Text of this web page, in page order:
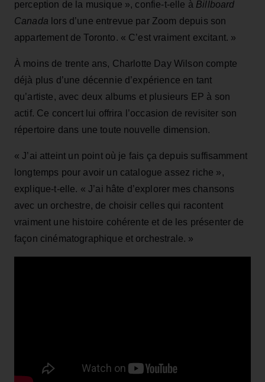
perception de la musique », confie-t-elle à Billboard
Canada lors d’une entrevue par Zoom depuis son
appartement de Toronto. « C’est vraiment excitant. »
À moins de trente ans, Charlotte Day Wilson compte
déjà plus d’une décennie d’expérience en tant
qu’artiste, avec deux albums et plusieurs EP à son
actif. Ce concert lui offrira l’occasion de revisiter son
répertoire dans une toute nouvelle dimension.
« J’ai atteint un point où je fais ça depuis suffisamment
longtemps pour avoir un catalogue assez riche »,
explique-t-elle. « J’ai hâte d’explorer mes chansons
avec un orchestre, de choisir celles qui racontent
vraiment une histoire cohérente et de les présenter de
façon cinématographique et orchestrale. »